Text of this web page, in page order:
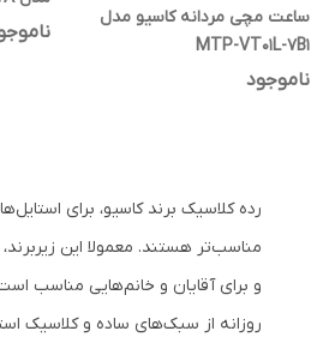
ساعت مچی مردانه کاسیو مدل
MTP-VT01L-7B1
ناموجود
رده کلاسیک برند کاسیو، برای
مناسب‌تر هستند. معمولا این
و برای آقایان و خانم‌هایی مناسب
روزانه از سبک‌های ساده و کلاسیک